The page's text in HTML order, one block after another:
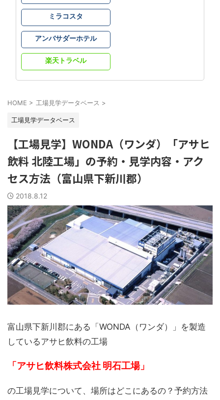
ミラコスタ
アンバサダーホテル
楽天トラベル
HOME > 工場見学データベース >
工場見学データベース
【工場見学】WONDA（ワンダ）「アサヒ
飲料 北陸工場」の予約・見学内容・アク
セス方法（富山県下新川郡）
2018.8.12
富山県下新川郡にある「WONDA（ワンダ）」を製造
しているアサヒ飲料の工場
「アサヒ飲料株式会社 明石工場」
の工場見学について、場所はどこにあるの？予約方法